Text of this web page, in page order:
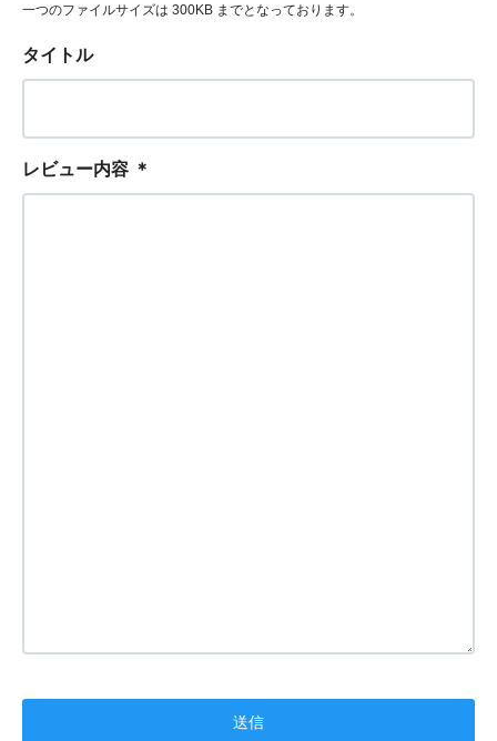
一つのファイルサイズは 300KB までとなっております。
タイトル
レビュー内容 ＊